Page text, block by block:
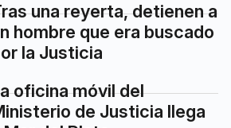
una reyerta, detienen a
hombre que era buscado
la Justicia
oficina móvil del
de Justicia llega